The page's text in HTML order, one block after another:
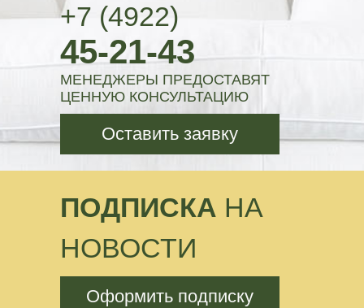
+7 (4922)
45-21-43
МЕНЕДЖЕРЫ ПРЕДОСТАВЯТ
ЦЕННУЮ КОНСУЛЬТАЦИЮ
Оставить заявку
ПОДПИСКА НА
НОВОСТИ
Оформить подписку